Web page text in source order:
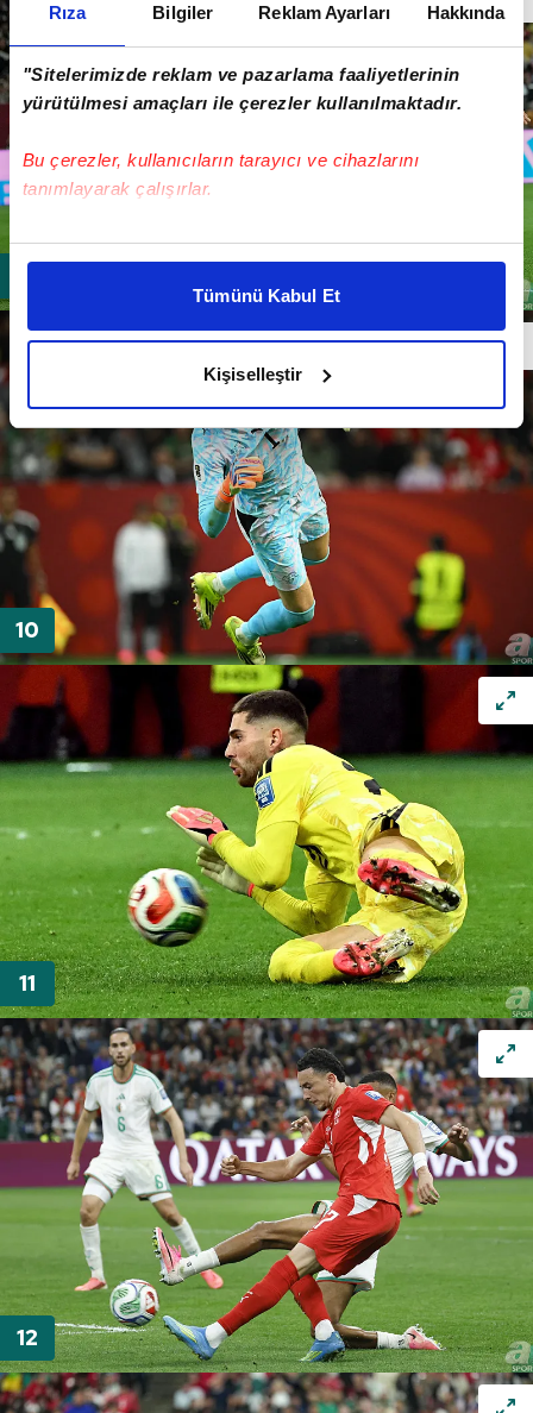
Rıza Bilgiler Reklam Ayarları Hakkında
"Sitelerimizde reklam ve pazarlama faaliyetlerinin
yürütülmesi amaçları ile çerezler kullanılmaktadır.
Bu çerezler, kullanıcıların tarayıcı ve cihazlarını
tanımlayarak çalışırlar.
Bu çerezlere izin vermeniz halinde sizlere özel
daha iyi reklam deneyimi yaşatabiliriz. Bunu yaparken
amacımızın size daha iyi bir reklam deneyimi sunmak
elimizden gelen çabayı gösterdiğimizi ve bu noktada,
kalemimiz olduğunu sizlere hatırlatmak isteriz.
Her halükârda, kullanıcılar, bu çerezlere izin vermedikleri
takdirde, kullanıcılara hedefli reklamlar
gösterilmeyecektir."
Sizlere daha iyi bir hizmet sunabilmek için İnternet
Sitemizde kendimize ve üçüncü kişilere ait çerezler
kullanılmaktadır. Bu çerezler vasıtasıyla çeşitli kişisel
verileriniz işlenmekte olup gerekli olan çerezler bilgi
toplumu hizmetlerinin sunulması amacıyla
kullanılmaktadır. Diğer çerezler, sitemizin daha işlevsel
kılınması ve kişiselleştirilmesi ve sizlere yönelik
reklam/pazarlama faaliyetlerinin yapılması, amaçlarıyla
sınırlı olarak açık rızanız dahilinde kullanılacaktır.
Çerezlere ilişkin tercihlerinizi aşağıda yer alan panel
vasıtasıyla belirleyebilirsiniz. Çerezlere ilişkin detaylı bilgi
için Ayarlar butonuna tıklayabilir,Çerez Bilgilendirme
Metnimiziziyaret edebilirsiniz.
6698 sayılı Kişisel Verilerin Korunması Kanunu uyarınca
hazırlanmış Aydınlatma Metnimizi okumak ve sitemizde
ilgili mevzuata uygun olarak kullanılan çerezlerle ilgili bilgi
almak için lütfentıklayınız.
Tümünü Kabul Et
Kişiselleştir